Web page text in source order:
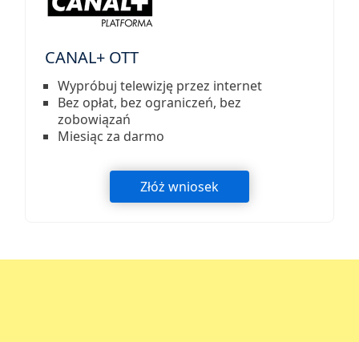
CANAL+ OTT
Wypróbuj telewizję przez internet
Bez opłat, bez ograniczeń, bez
zobowiązań
Miesiąc za darmo
Złóż wniosek